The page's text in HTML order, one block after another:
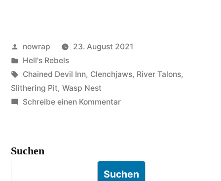
Veröffentlicht
von
nowrap
23. August 2021
Veröffentlicht
unter
Hell's Rebels
Schlagwörter:
Chained Devil Inn, Clenchjaws, River Talons,
Slithering Pit, Wasp Nest
Schreibe einen Kommentarzu
Suchen
Suchen